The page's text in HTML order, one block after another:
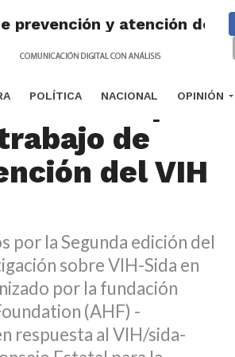
POLÍTICA NACIONAL OPINIÓN
y atención del
por
de
del VIH
por la Segunda edición del
sobre VIH-Sida en
por la fundación
(AHF) -
respuesta al VIH/sida-